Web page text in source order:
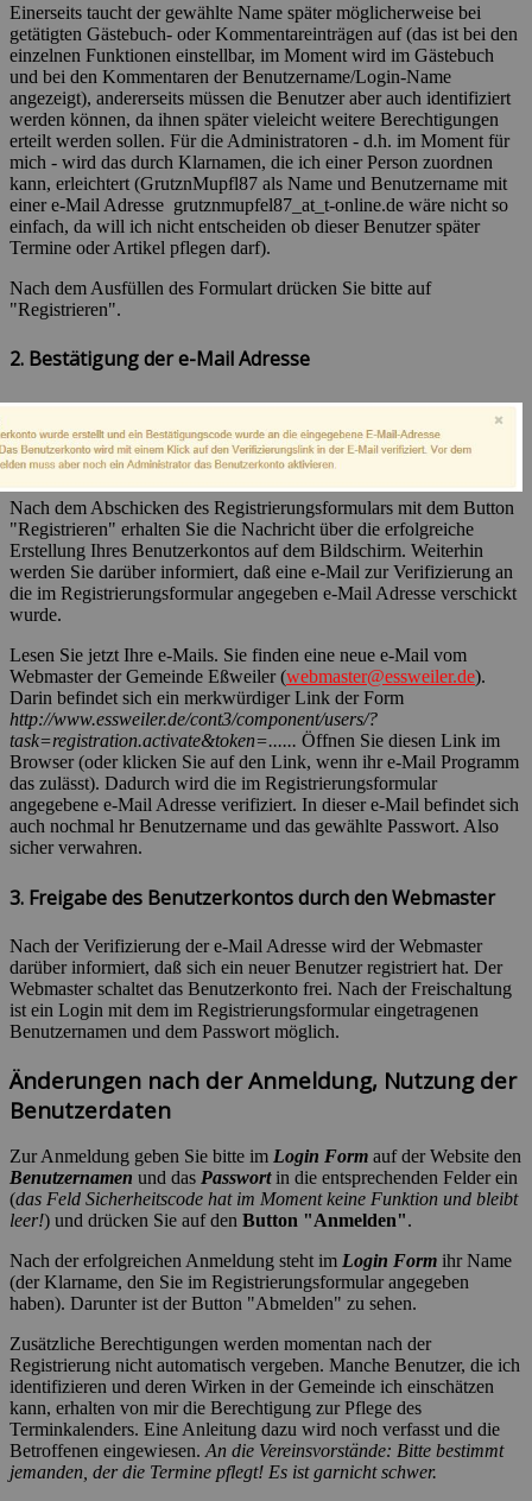
Einerseits taucht der gewählte Name später möglicherweise bei
getätigten Gästebuch- oder Kommentareinträgen auf (das ist bei den
einzelnen Funktionen einstellbar, im Moment wird im Gästebuch
und bei den Kommentaren der Benutzername/Login-Name
angezeigt), andererseits müssen die Benutzer aber auch identifiziert
werden können, da ihnen später vieleicht weitere Berechtigungen
erteilt werden sollen. Für die Administratoren - d.h. im Moment für
mich - wird das durch Klarnamen, die ich einer Person zuordnen
kann, erleichtert (GrutznMupfl87 als Name und Benutzername mit
einer e-Mail Adresse grutznmupfel87_at_t-online.de wäre nicht so
einfach, da will ich nicht entscheiden ob dieser Benutzer später
Termine oder Artikel pflegen darf).
Nach dem Ausfüllen des Formulart drücken Sie bitte auf
"Registrieren".
2. Bestätigung der e-Mail Adresse
Nach dem Abschicken des Registrierungsformulars mit dem Button
"Registrieren" erhalten Sie die Nachricht über die erfolgreiche
Erstellung Ihres Benutzerkontos auf dem Bildschirm. Weiterhin
werden Sie darüber informiert, daß eine e-Mail zur Verifizierung an
die im Registrierungsformular angegeben e-Mail Adresse verschickt
wurde.
Lesen Sie jetzt Ihre e-Mails. Sie finden eine neue e-Mail vom
Webmaster der Gemeinde Eßweiler (webmaster@essweiler.de).
Darin befindet sich ein merkwürdiger Link der Form
http://www.essweiler.de/cont3/component/users/?
task=registration.activate&token=...... Öffnen Sie diesen Link im
Browser (oder klicken Sie auf den Link, wenn ihr e-Mail Programm
das zulässt). Dadurch wird die im Registrierungsformular
angegebene e-Mail Adresse verifiziert. In dieser e-Mail befindet sich
auch nochmal hr Benutzername und das gewählte Passwort. Also
sicher verwahren.
3. Freigabe des Benutzerkontos durch den Webmaster
Nach der Verifizierung der e-Mail Adresse wird der Webmaster
darüber informiert, daß sich ein neuer Benutzer registriert hat. Der
Webmaster schaltet das Benutzerkonto frei. Nach der Freischaltung
ist ein Login mit dem im Registrierungsformular eingetragenen
Benutzernamen und dem Passwort möglich.
Änderungen nach der Anmeldung, Nutzung der
Benutzerdaten
Zur Anmeldung geben Sie bitte im Login Form auf der Website den
Benutzernamen und das Passwortin die entsprechenden Felder ein
(das Feld Sicherheitscode hat im Moment keine Funktion und bleibt
leer!) und drücken Sie auf den Button "Anmelden".
Nach der erfolgreichen Anmeldung steht im Login Form ihr Name
(der Klarname, den Sie im Registrierungsformular angegeben
haben). Darunter ist der Button "Abmelden" zu sehen.
Zusätzliche Berechtigungen werden momentan nach der
Registrierung nicht automatisch vergeben. Manche Benutzer, die ich
identifizieren und deren Wirken in der Gemeinde ich einschätzen
kann, erhalten von mir die Berechtigung zur Pflege des
Terminkalenders. Eine Anleitung dazu wird noch verfasst und die
Betroffenen eingewiesen. An die Vereinsvorstände: Bitte bestimmt
jemanden, der die Termine pflegt! Es ist garnicht schwer.